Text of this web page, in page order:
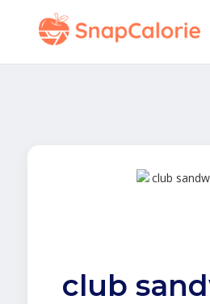
club